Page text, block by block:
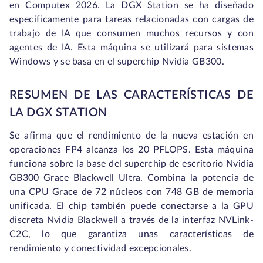
en Computex 2026. La DGX Station se ha diseñado
específicamente para tareas relacionadas con cargas de
trabajo de IA que consumen muchos recursos y con
agentes de IA. Esta máquina se utilizará para sistemas
Windows y se basa en el superchip Nvidia GB300.
RESUMEN DE LAS CARACTERÍSTICAS DE
LA DGX STATION
Se afirma que el rendimiento de la nueva estación en
operaciones FP4 alcanza los 20 PFLOPS. Esta máquina
funciona sobre la base del superchip de escritorio Nvidia
GB300 Grace Blackwell Ultra. Combina la potencia de
una CPU Grace de 72 núcleos con 748 GB de memoria
unificada. El chip también puede conectarse a la GPU
discreta Nvidia Blackwell a través de la interfaz NVLink-
C2C, lo que garantiza unas características de
rendimiento y conectividad excepcionales.